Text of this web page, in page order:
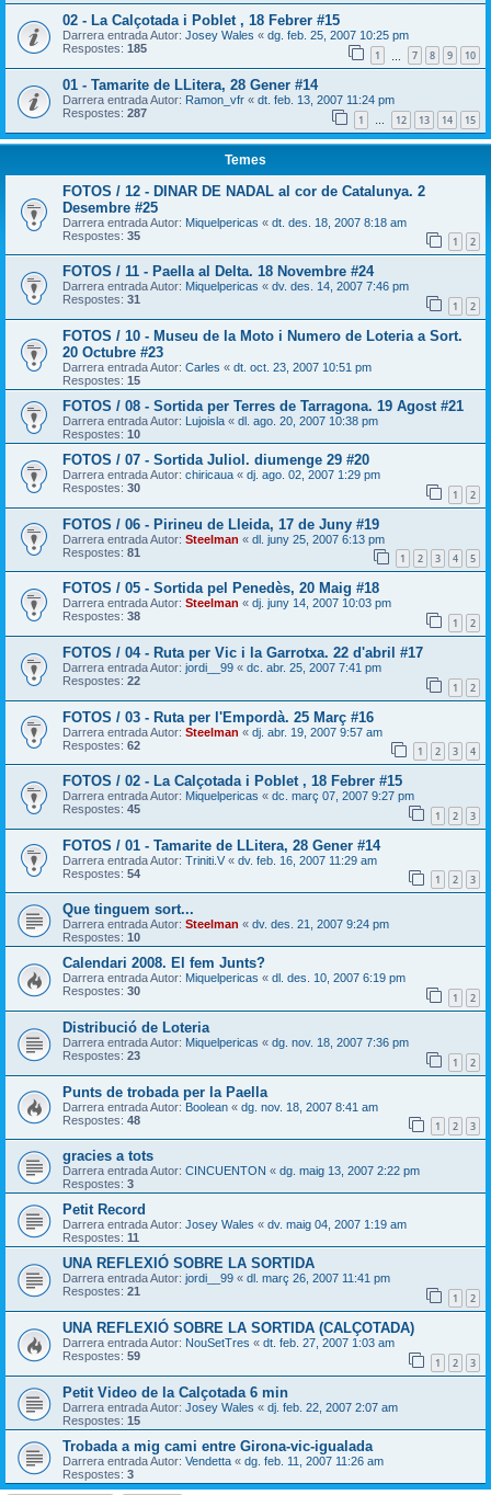
02 - La Calçotada i Poblet , 18 Febrer #15
Darrera entrada Autor: Josey Wales « dg. feb. 25, 2007 10:25 pm
Respostes: 185 1 7 8 9 10
01 - Tamarite de LLitera, 28 Gener #14
Darrera entrada Autor: Ramon_vfr « dt. feb. 13, 2007 11:24 pm
Respostes: 287 1 … 12 13 14 15
Temes
FOTOS / 12 - DINAR DE NADAL al cor de Catalunya. 2
Desembre #25
Darrera entrada Autor: Miquelpericas « dt. des. 18, 2007 8:18 am
Respostes: 35 1 2
FOTOS / 11 - Paella al Delta. 18 Novembre #24
Darrera entrada Autor: Miquelpericas « dv. des. 14, 2007 7:46 pm
Respostes: 31 1 2
FOTOS / 10 - Museu de la Moto i Numero de Loteria a Sort.
20 Octubre #23
Darrera entrada Autor: Carles « dt. oct. 23, 2007 10:51 pm
Respostes: 15
FOTOS / 08 - Sortida per Terres de Tarragona. 19 Agost #21
Darrera entrada Autor: Lujoisla « dl. ago. 20, 2007 10:38 pm
Respostes: 10
FOTOS / 07 - Sortida Juliol. diumenge 29 #20
Darrera entrada Autor: chiricaua « dj. ago. 02, 2007 1:29 pm
Respostes: 30 1 2
FOTOS / 06 - Pirineu de Lleida, 17 de Juny #19
Darrera entrada Autor: Steelman « dl. juny 25, 2007 6:13 pm
Respostes: 81 1 2 3 4 5
FOTOS / 05 - Sortida pel Penedès, 20 Maig #18
Darrera entrada Autor: Steelman « dj. juny 14, 2007 10:03 pm
Respostes: 38 1 2
FOTOS / 04 - Ruta per Vic i la Garrotxa. 22 d'abril #17
Darrera entrada Autor: jordi__99 « dc. abr. 25, 2007 7:41 pm
Respostes: 22 1 2
FOTOS / 03 - Ruta per l'Empordà. 25 Març #16
Darrera entrada Autor: Steelman « dj. abr. 19, 2007 9:57 am
Respostes: 62 1 2 3 4
FOTOS / 02 - La Calçotada i Poblet , 18 Febrer #15
Darrera entrada Autor: Miquelpericas « dc. març 07, 2007 9:27 pm
Respostes: 45 1 2 3
FOTOS / 01 - Tamarite de LLitera, 28 Gener #14
Darrera entrada Autor: Triniti.V « dv. feb. 16, 2007 11:29 am
Respostes: 54 1 2 3
Que tinguem sort...
Darrera entrada Autor: Steelman « dv. des. 21, 2007 9:24 pm
Respostes: 10
Calendari 2008. El fem Junts?
Darrera entrada Autor: Miquelpericas « dl. des. 10, 2007 6:19 pm
Respostes: 30 1 2
Distribució de Loteria
Darrera entrada Autor: Miquelpericas « dg. nov. 18, 2007 7:36 pm
Respostes: 23 1 2
Punts de trobada per la Paella
Darrera entrada Autor: Boolean « dg. nov. 18, 2007 8:41 am
Respostes: 48 1 2 3
gracies a tots
Darrera entrada Autor: CINCUENTON « dg. maig 13, 2007 2:22 pm
Respostes: 3
Petit Record
Darrera entrada Autor: Josey Wales « dv. maig 04, 2007 1:19 am
Respostes: 11
UNA REFLEXIÓ SOBRE LA SORTIDA
Darrera entrada Autor: jordi__99 « dl. març 26, 2007 11:41 pm
Respostes: 21 1 2
UNA REFLEXIÓ SOBRE LA SORTIDA (CALÇOTADA)
Darrera entrada Autor: NouSetTres « dt. feb. 27, 2007 1:03 am
Respostes: 59 1 2 3
Petit Video de la Calçotada 6 min
Darrera entrada Autor: Josey Wales « dj. feb. 22, 2007 2:07 am
Respostes: 15
Trobada a mig cami entre Girona-vic-igualada
Darrera entrada Autor: Vendetta « dg. feb. 11, 2007 11:26 am
Respostes: 3